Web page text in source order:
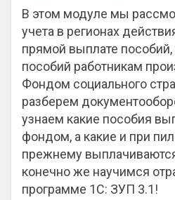
В этом модуле мы
учета в регионах
прямой выплате пособий,
пособий работникам
Фондом социального
разберем
узнаем какие пособия
фондом, а какие и при
прежнему
конечно же научимся
программе 1С: ЗУП 3.1!